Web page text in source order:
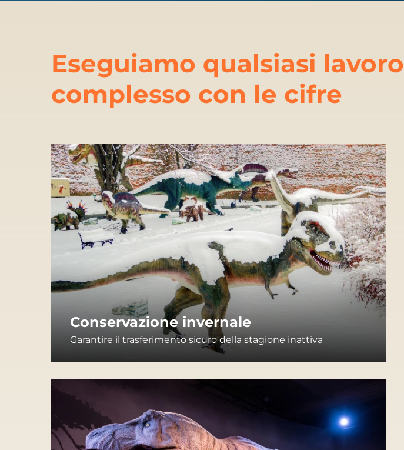
Eseguiamo qualsiasi lavoro
complesso con le cifre
Conservazione invernale
Garantire il trasferimento sicuro della stagione inattiva